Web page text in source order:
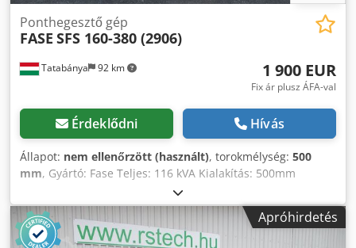
Tatabánya 92 km
Ponthegesztő gép
FASE SFS 160-380 (2906)
1 900 EUR
Fix ár plusz ÁFA-val
Érdeklődni Hívás
Állapot: nem ellenőrzött (használt), torokmélység: 500
mm, Gyártó: Fase Teljes: 116 kVA Kialakítás: 500mm
Cedpouhn Uhsfx Aitsha A gép korábban egy rendszer
része volt, beállításait és teljesítményét egy központi
vezérlőegységen keresztül vezérelték, ami jelenleg
hiányzik, A gép üzemeltetéséhez ez a verzió szükséges!
Apróhirdetés